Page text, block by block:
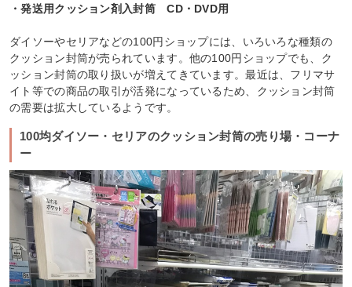
・発送用クッション剤入封筒 CD・DVD用
ダイソーやセリアなどの100円ショップには、いろいろな種類の
クッション封筒が売られています。他の100円ショップでも、ク
ッション封筒の取り扱いが増えてきています。最近は、フリマサ
イト等での商品の取引が活発になっているため、クッション封筒
の需要は拡大しているようです。
100均ダイソー・セリアのクッション封筒の売り場・コーナ
ー